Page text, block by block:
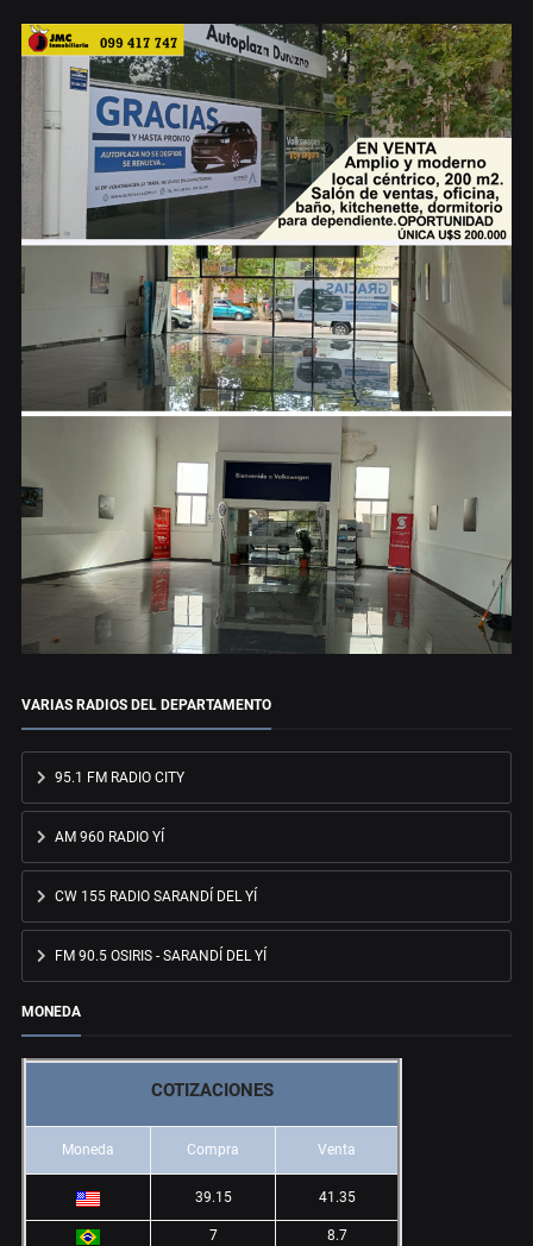
VARIAS RADIOS DEL DEPARTAMENTO
95.1 FM RADIO CITY
AM 960 RADIO YÍ
CW 155 RADIO SARANDÍ DEL YÍ
FM 90.5 OSIRIS - SARANDÍ DEL YÍ
MONEDA
COTIZACIONES
Moneda Compra Venta
39.15 41.35
7 8.7